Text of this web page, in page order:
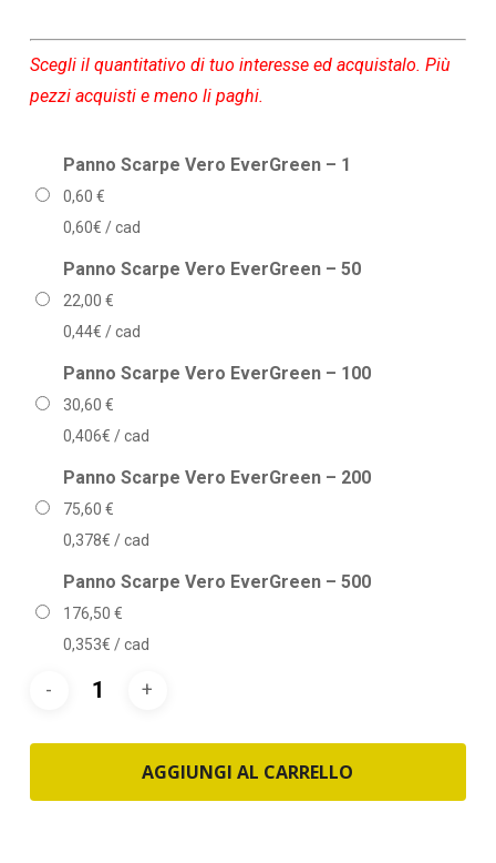
a
176,50 €
Scegli il quantitativo di tuo interesse ed acquistalo. Più
pezzi acquisti e meno li paghi.
Panno Scarpe Vero EverGreen – 1
0,60 €
0,60€ / cad
Panno Scarpe Vero EverGreen – 50
22,00 €
0,44€ / cad
Panno Scarpe Vero EverGreen – 100
30,60 €
0,406€ / cad
Panno Scarpe Vero EverGreen – 200
75,60 €
0,378€ / cad
Panno Scarpe Vero EverGreen – 500
176,50 €
0,353€ / cad
AGGIUNGI AL CARRELLO